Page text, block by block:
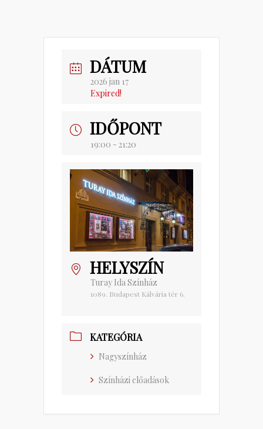
DÁTUM
2026 jan 17
Expired!
IDŐPONT
19:00 - 21:20
HELYSZÍN
Turay Ida Színház
1089. Budapest Kálvária tér 6.
KATEGÓRIA
Nagyszínház
Színházi előadások